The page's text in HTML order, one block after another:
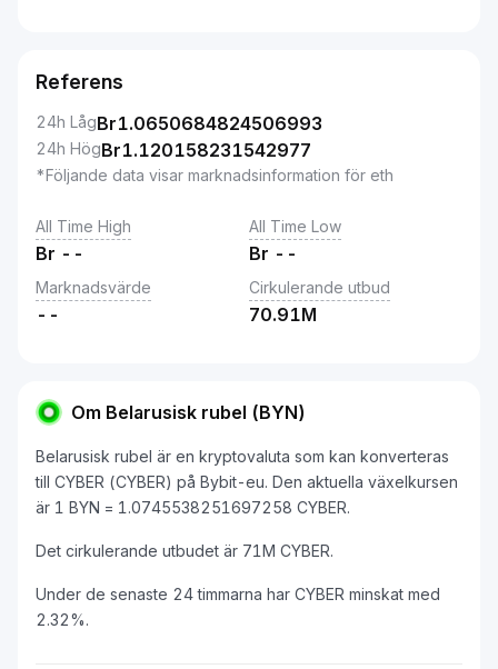
Referens
24h LågBr1.0650684824506993
24h HögBr1.120158231542977
*Följande data visar marknadsinformation för eth
All Time High
Br --
All Time Low
Br --
Marknadsvärde
--
Cirkulerande utbud
70.91M
Om Belarusisk rubel (BYN)
Belarusisk rubel är en kryptovaluta som kan konverteras
till CYBER (CYBER) på Bybit-eu. Den aktuella växelkursen
är 1 BYN = 1.0745538251697258 CYBER.
Det cirkulerande utbudet är 71M CYBER.
Under de senaste 24 timmarna har CYBER minskat med
2.32%.